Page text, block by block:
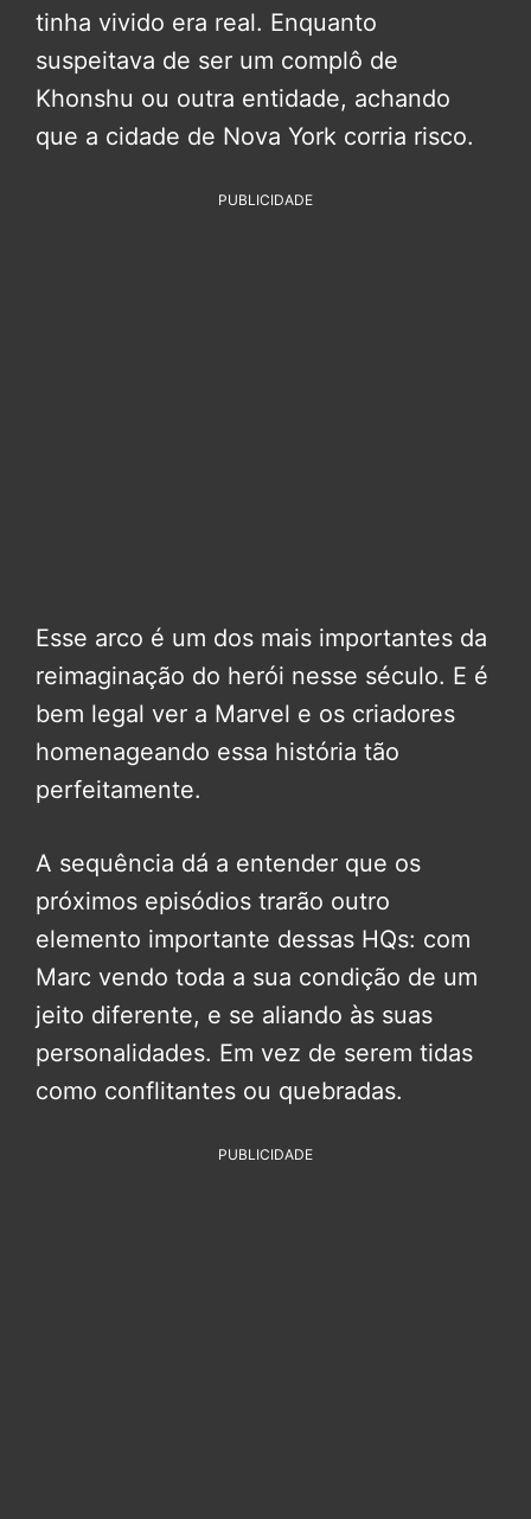
tinha vivido era real. Enquanto
suspeitava de ser um complô de
Khonshu ou outra entidade, achando
que a cidade de Nova York corria risco.
PUBLICIDADE
Esse arco é um dos mais importantes da
reimaginação do herói nesse século. E é
bem legal ver a Marvel e os criadores
homenageando essa história tão
perfeitamente.
A sequência dá a entender que os
próximos episódios trarão outro
elemento importante dessas HQs: com
Marc vendo toda a sua condição de um
jeito diferente, e se aliando às suas
personalidades. Em vez de serem tidas
como conflitantes ou quebradas.
PUBLICIDADE